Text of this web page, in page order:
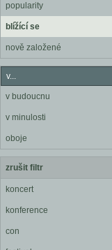
popularity
blížící se
nově založené
v...
v budoucnu
v minulosti
oboje
zrušit filtr
koncert
konference
con